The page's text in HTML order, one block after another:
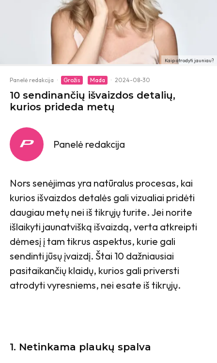
Kaip atrodyti jauniau?
Panelė redakcija · Grožis Mada · 2024-08-30
10 sendinančių išvaizdos detalių,
kurios prideda metų
Panelė redakcija
Nors senėjimas yra natūralus procesas, kai
kurios išvaizdos detalės gali vizualiai pridėti
daugiau metų nei iš tikrųjų turite. Jei norite
išlaikyti jaunatvišką išvaizdą, verta atkreipti
dėmesį į tam tikrus aspektus, kurie gali
sendinti jūsų įvaizdį. Štai 10 dažniausiai
pasitaikančių klaidų, kurios gali priversti
atrodyti vyresniems, nei esate iš tikrųjų.
1. Netinkama plaukų spalva